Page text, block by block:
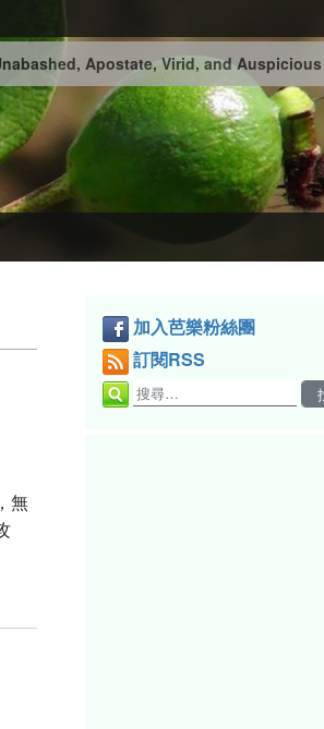
Apostate, Virid, and
無
加入芭樂粉絲團
訂閱RSS